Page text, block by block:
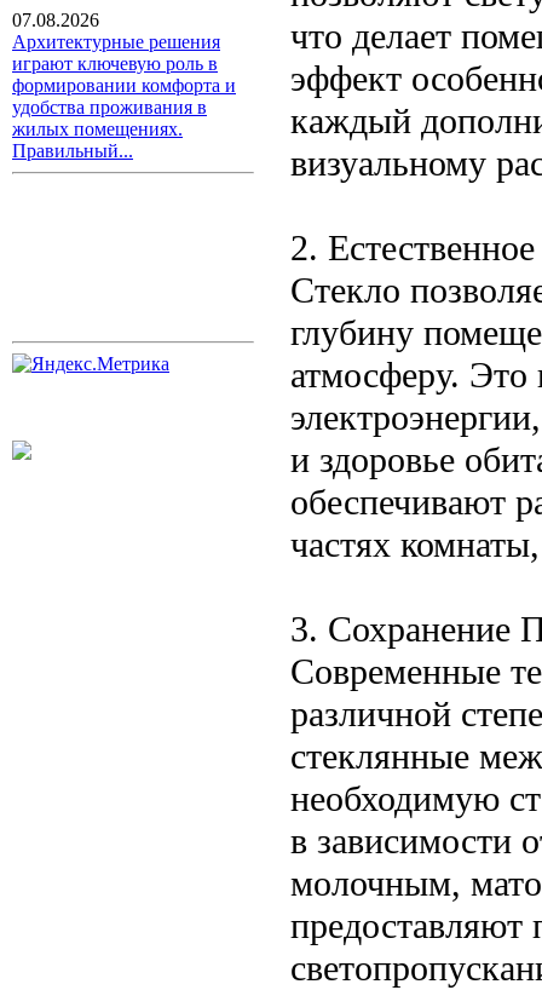
07.08.2026
Архитектурные решения
играют ключевую роль в
формировании комфорта и
удобства проживания в
жилых помещениях.
Правильный...
что делает
эффект
каждый
визуальному
2.
Стекло
глубину
атмосферу. Это
и здоровье
обеспечивают
частях
3. Сохранение
Современные
различной
стеклянные
необходимую
в зависимости
молочным,
предоставляют